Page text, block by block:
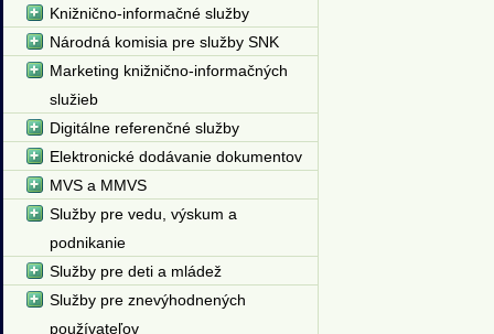
Knižnično-informačné služby
Národná komisia pre služby SNK
Marketing knižnično-informačných
služieb
Digitálne referenčné služby
Elektronické dodávanie dokumentov
MVS a MMVS
Služby pre vedu, výskum a
podnikanie
Služby pre deti a mládež
Služby pre znevýhodnených
používateľov